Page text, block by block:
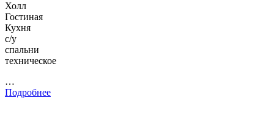
Холл
Гостиная
Кухня
с/у
спальни
техническое
…
Подробнее